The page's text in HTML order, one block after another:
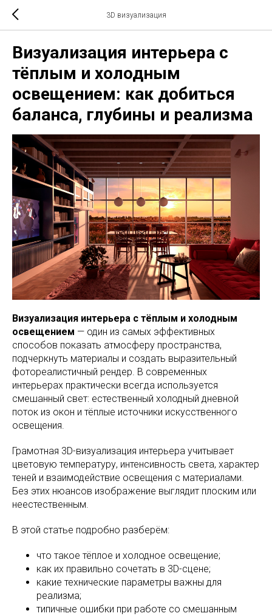
3D визуализация
Визуализация интерьера с
тёплым и холодным
освещением: как добиться
баланса, глубины и реализма
Визуализация интерьера с тёплым и холодным
освещением — один из самых эффективных
способов показать атмосферу пространства,
подчеркнуть материалы и создать выразительный
фотореалистичный рендер. В современных
интерьерах практически всегда используется
смешанный свет: естественный холодный дневной
поток из окон и тёплые источники искусственного
освещения.
Грамотная 3D-визуализация интерьера учитывает
цветовую температуру, интенсивность света, характер
теней и взаимодействие освещения с материалами.
Без этих нюансов изображение выглядит плоским или
неестественным.
В этой статье подробно разберём:
что такое тёплое и холодное освещение;
как их правильно сочетать в 3D-сцене;
какие технические параметры важны для
реализма;
типичные ошибки при работе со смешанным